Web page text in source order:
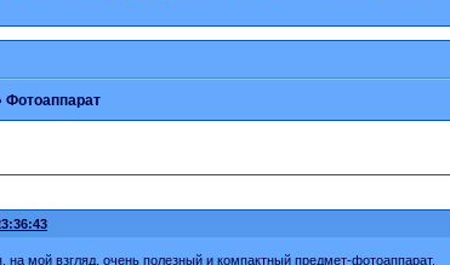
Фотоаппарат
на мой взгляд, очень полезный и компактный предмет-фотоаппарат.